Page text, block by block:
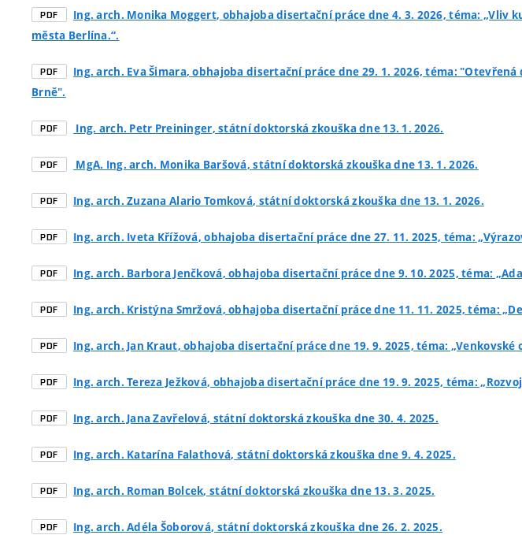
PDF Ing. arch. Monika Moggert, obhajoba disertační práce dne 4. 3. 2026, téma:
města Berlína.“.
PDF Ing. arch. Eva Šimara, obhajoba disertační práce dne 29. 1. 2026, téma:
Brně".
PDF Ing. arch. Petr Preininger, státní doktorská zkouška dne 13. 1. 2026.
PDF MgA. Ing. arch. Monika Baršová, státní doktorská zkouška dne 13. 1. 2026.
PDF Ing. arch. Zuzana Alario Tomková, státní doktorská zkouška dne 13. 1. 2026.
PDF Ing. arch. Iveta Křížová, obhajoba disertační práce dne 27. 11. 2025, téma:
PDF Ing. arch. Barbora Jenčková, obhajoba disertační práce dne 9. 10. 2025, téma:
PDF Ing. arch. Kristýna Smržová, obhajoba disertační práce dne 11. 11. 2025, téma:
PDF Ing. arch. Jan Kraut, obhajoba disertační práce dne 19. 9. 2025, téma:
PDF Ing. arch. Tereza Ježková, obhajoba disertační práce dne 19. 9. 2025, téma:
PDF Ing. arch. Jana Zavřelová, státní doktorská zkouška dne 30. 4. 2025.
PDF Ing. arch. Katarína Falathová, státní doktorská zkouška dne 9. 4. 2025.
PDF Ing. arch. Roman Bolcek, státní doktorská zkouška dne 13. 3. 2025.
PDF Ing. arch. Adéla Šoborová, státní doktorská zkouška dne 26. 2. 2025.